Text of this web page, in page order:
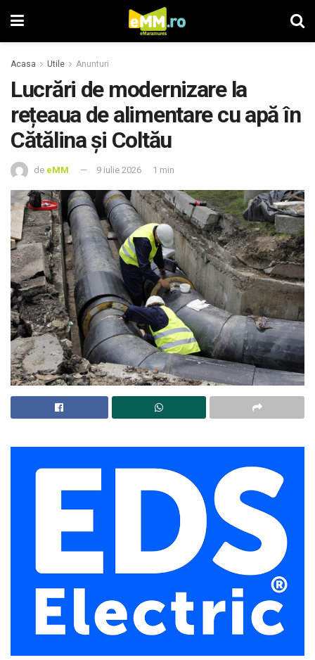
Acasa Utile Anunturi
Lucrări de modernizare la
rețeaua de alimentare cu apă în
Cătălina și Coltău
de eMM 9 iulie 2026 1 min